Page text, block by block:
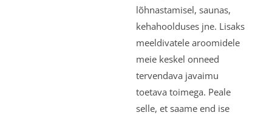
lõhnastamisel, saunas,
kehahoolduses jne. Lisaks
meeldivatele aroomidele
meie keskel onneed
tervendava javaimu
toetava toimega. Peale
selle, et saame end ise